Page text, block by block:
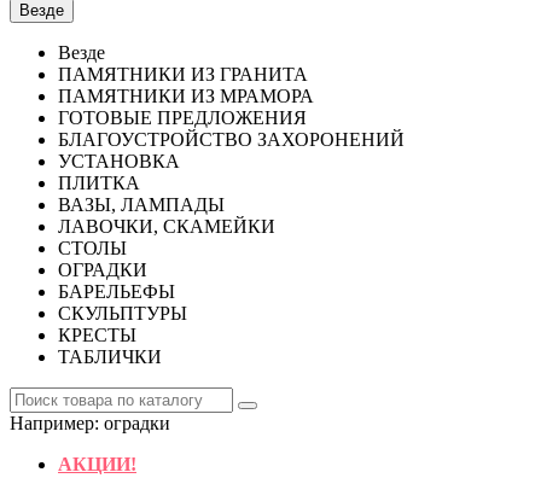
Везде
Везде
ПАМЯТНИКИ ИЗ ГРАНИТА
ПАМЯТНИКИ ИЗ МРАМОРА
ГОТОВЫЕ ПРЕДЛОЖЕНИЯ
БЛАГОУСТРОЙСТВО ЗАХОРОНЕНИЙ
УСТАНОВКА
ПЛИТКА
ВАЗЫ, ЛАМПАДЫ
ЛАВОЧКИ, СКАМЕЙКИ
СТОЛЫ
ОГРАДКИ
БАРЕЛЬЕФЫ
СКУЛЬПТУРЫ
КРЕСТЫ
ТАБЛИЧКИ
Например: оградки
АКЦИИ!